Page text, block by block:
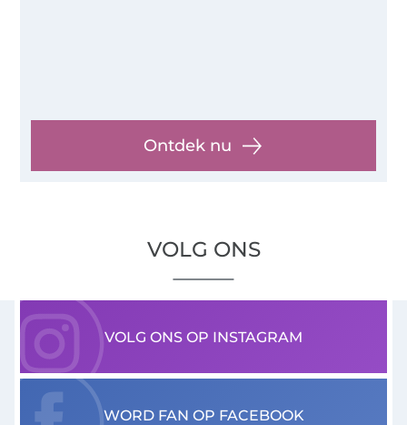
Ontdek nu
VOLG ONS
VOLG ONS OP INSTAGRAM
WORD FAN OP FACEBOOK